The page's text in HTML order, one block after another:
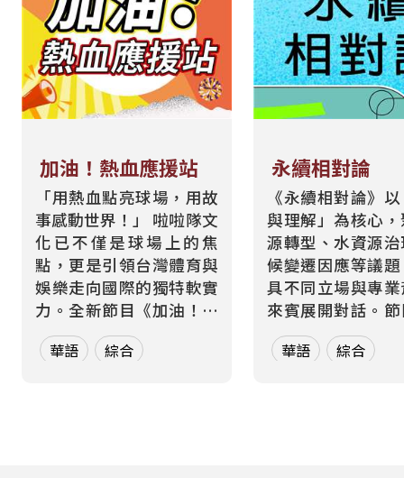
加油！熱血應援站
「用熱血點亮球場，用故
事感動世界！」 啦啦隊文
化已不僅是球場上的焦
點，更是引領台灣體育與
娛樂走向國際的獨特軟實
力。全新節目《加油！熱
血應援站》，由香港藝人
張啟樂與影視運動產業專
華語 綜合
永續相對論
《永續相對論》
與理解」為核心
源轉型、水資源
候變遷因應等議
具不同立場與專
來賓展開對話。
月一題、四集為
元，從各方觀點
華語 綜合